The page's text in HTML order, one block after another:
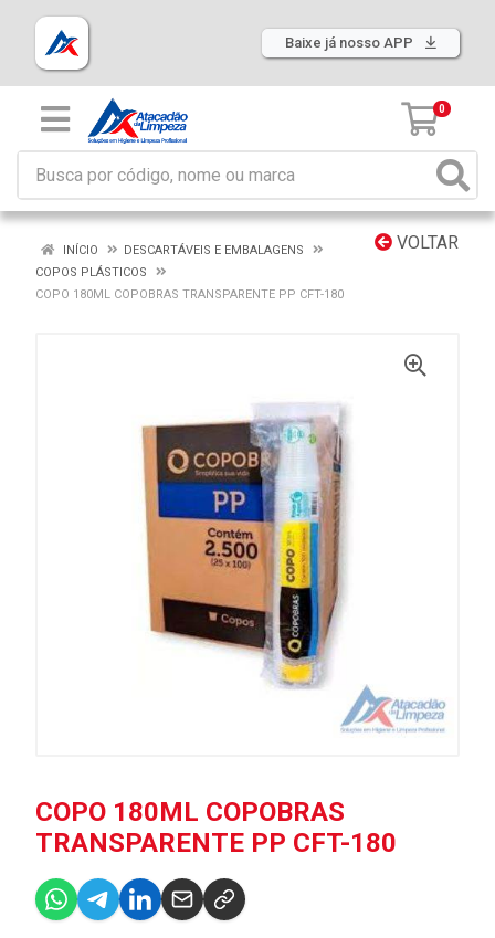
Baixe já nosso APP
0
VOLTAR
INÍCIO
DESCARTÁVEIS E EMBALAGENS
COPOS PLÁSTICOS
COPO 180ML COPOBRAS TRANSPARENTE PP CFT-180
COPO 180ML COPOBRAS
TRANSPARENTE PP CFT-180